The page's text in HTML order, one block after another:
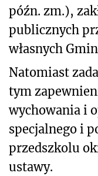
późn. zm.),
publicznych
własnych
Natomiast
tym
wychowania i
specjalnego i
przedszkolu
ustawy.